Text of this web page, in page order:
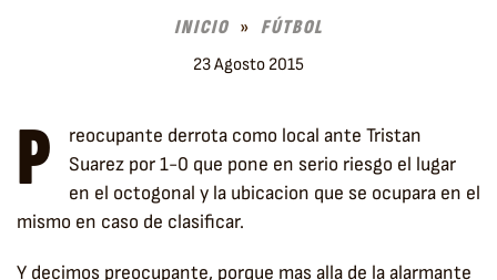
INICIO FÚTBOL
23 Agosto 2015
P
reocupante derrota como local ante Tristan
Suarez por 1-0 que pone en serio riesgo el lugar
en el octogonal y la ubicacion que se ocupara en el
mismo en caso de clasificar.
Y decimos preocupante, porque mas alla de la alarmante